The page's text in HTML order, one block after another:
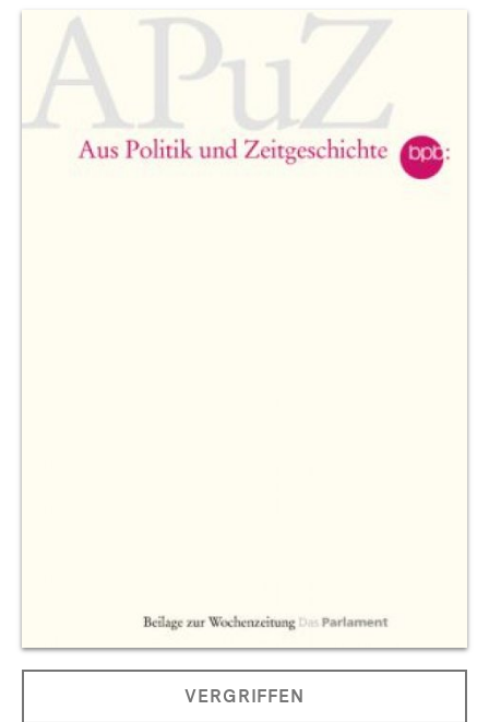
Produktvorschau
PRODUKT
VERGRIFFEN